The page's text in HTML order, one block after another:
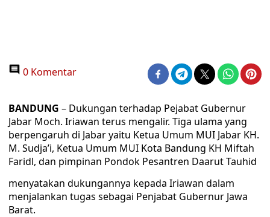
0 Komentar
BANDUNG – Dukungan terhadap Pejabat Gubernur
Jabar Moch. Iriawan terus mengalir. Tiga ulama yang
berpengaruh di Jabar yaitu Ketua Umum MUI Jabar KH.
M. Sudja’i, Ketua Umum MUI Kota Bandung KH Miftah
Faridl, dan pimpinan Pondok Pesantren Daarut Tauhid
menyatakan dukungannya kepada Iriawan dalam
menjalankan tugas sebagai Penjabat Gubernur Jawa
Barat.